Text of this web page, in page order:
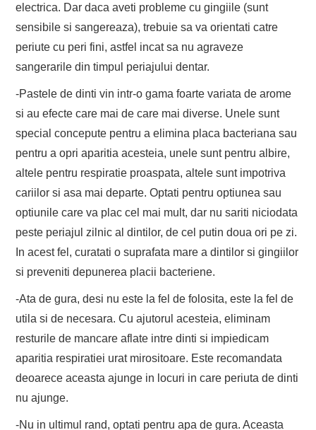
electrica. Dar daca aveti probleme cu gingiile (sunt
sensibile si sangereaza), trebuie sa va orientati catre
periute cu peri fini, astfel incat sa nu agraveze
sangerarile din timpul periajului dentar.
-Pastele de dinti vin intr-o gama foarte variata de arome
si au efecte care mai de care mai diverse. Unele sunt
special concepute pentru a elimina placa bacteriana sau
pentru a opri aparitia acesteia, unele sunt pentru albire,
altele pentru respiratie proaspata, altele sunt impotriva
cariilor si asa mai departe. Optati pentru optiunea sau
optiunile care va plac cel mai mult, dar nu sariti niciodata
peste periajul zilnic al dintilor, de cel putin doua ori pe zi.
In acest fel, curatati o suprafata mare a dintilor si gingiilor
si preveniti depunerea placii bacteriene.
-Ata de gura, desi nu este la fel de folosita, este la fel de
utila si de necesara. Cu ajutorul acesteia, eliminam
resturile de mancare aflate intre dinti si impiedicam
aparitia respiratiei urat mirositoare. Este recomandata
deoarece aceasta ajunge in locuri in care periuta de dinti
nu ajunge.
-Nu in ultimul rand, optati pentru apa de gura. Aceasta